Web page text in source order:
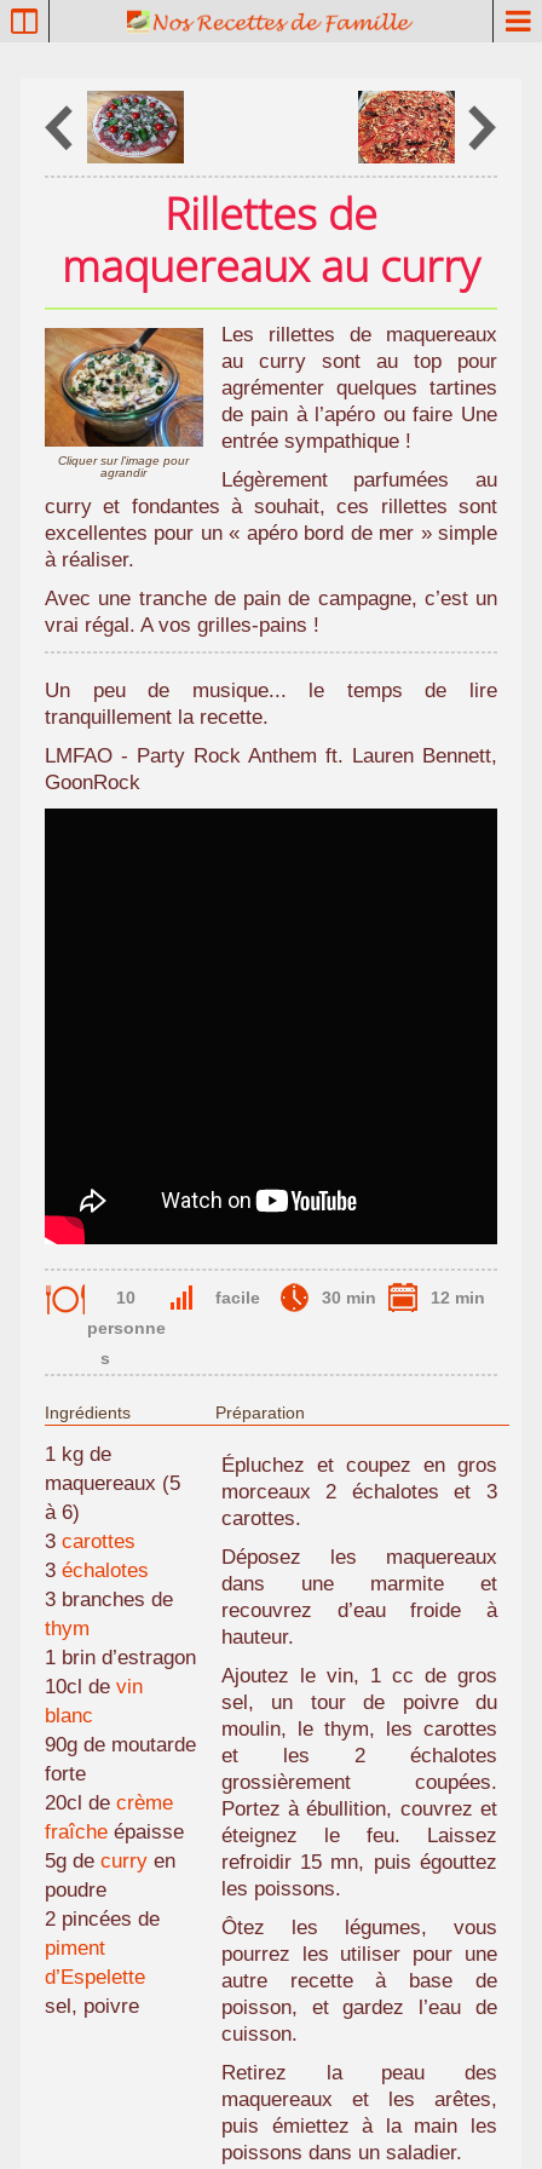
P
Rillettes de
maquereaux au curry
Cliquer sur l'image pour
agrandir
Les rillettes de maquereaux
au curry sont au top pour
agrémenter quelques tartines
de pain à l’apéro ou faire Une
entrée sympathique !
Légèrement parfumées au
curry et fondantes à souhait, ces rillettes sont
excellentes pour un « apéro bord de mer » simple
à réaliser.
Avec une tranche de pain de campagne, c’est un
vrai régal. A vos grilles-pains !
Un peu de musique... le temps de lire
tranquillement la recette.
LMFAO - Party Rock Anthem ft. Lauren Bennett,
GoonRock
10
personne
s
facile 30 min 12 min
Ingrédients
1 kg de
maquereaux (5
à 6)
3 carottes
3 échalotes
3 branches de
thym
1 brin d’estragon
10cl de vin
blanc
90g de moutarde
forte
20cl de crème
fraîche épaisse
5g de curry en
poudre
2 pincées de
piment
d’Espelette
sel, poivre
Préparation
Épluchez et coupez en gros
morceaux 2 échalotes et 3
carottes.
Déposez les maquereaux
dans une marmite et
recouvrez d’eau froide à
hauteur.
Ajoutez le vin, 1 cc de gros
sel, un tour de poivre du
moulin, le thym, les carottes
et les 2 échalotes
grossièrement coupées.
Portez à ébullition, couvrez et
éteignez le feu. Laissez
refroidir 15 mn, puis égouttez
les poissons.
Ôtez les légumes, vous
pourrez les utiliser pour une
autre recette à base de
poisson, et gardez l’eau de
cuisson.
Retirez la peau des
maquereaux et les arêtes,
puis émiettez à la main les
poissons dans un saladier.